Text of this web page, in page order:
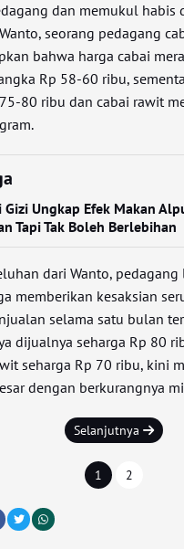
dan memukul habis
seorang pedagang
bahwa harga cabai
Rp 58-60 ribu,
80 ribu dan cabai rawit
Ungkap Efek Makan
Tapi Tak Boleh Berlebihan
dari Wanto, pedagang
memberikan kesaksian
selama satu bulan
dijualnya seharga Rp 80
seharga Rp 70 ribu, kini
dengan berkurangnya
Selanjutnya
1 2